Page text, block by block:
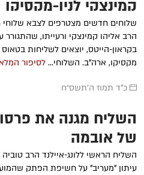
קמינצקי לניו-מקסיקו
שלוחים חדשים מצטרפים לצבא
הרב אליהו קמינצקי ורעייתו, שהתגורר
בקראון-הייטס, יוצאים לשליחות בטאוס
מקסיקו, ארה"ב. השלוחי... לסיפור המלא
כ"ד תמוז ה׳תשס״ח
השליח מגנה את
של אובמה
השליח הראשי ללונג-איילנד הרב
עיתון "מעריב" על חשיפת הפתק